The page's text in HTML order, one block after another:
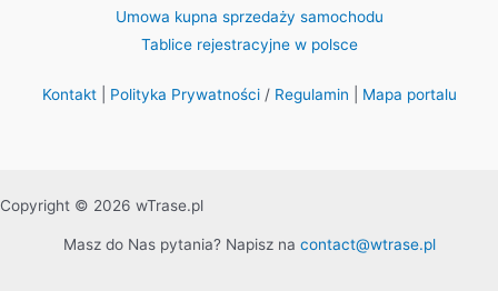
Umowa kupna sprzedaży samochodu
Tablice rejestracyjne w polsce
Kontakt| Polityka Prywatności/ Regulamin Mapa portalu
Copyright © 2026 wTrase.pl
Masz do Nas pytania? Napisz na contact@wtrase.pl